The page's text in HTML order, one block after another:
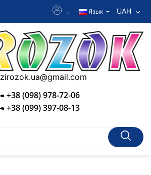
Язык UAH
zirozok.ua@gmail.com
+38 (098) 978-72-06
+38 (099) 397-08-13